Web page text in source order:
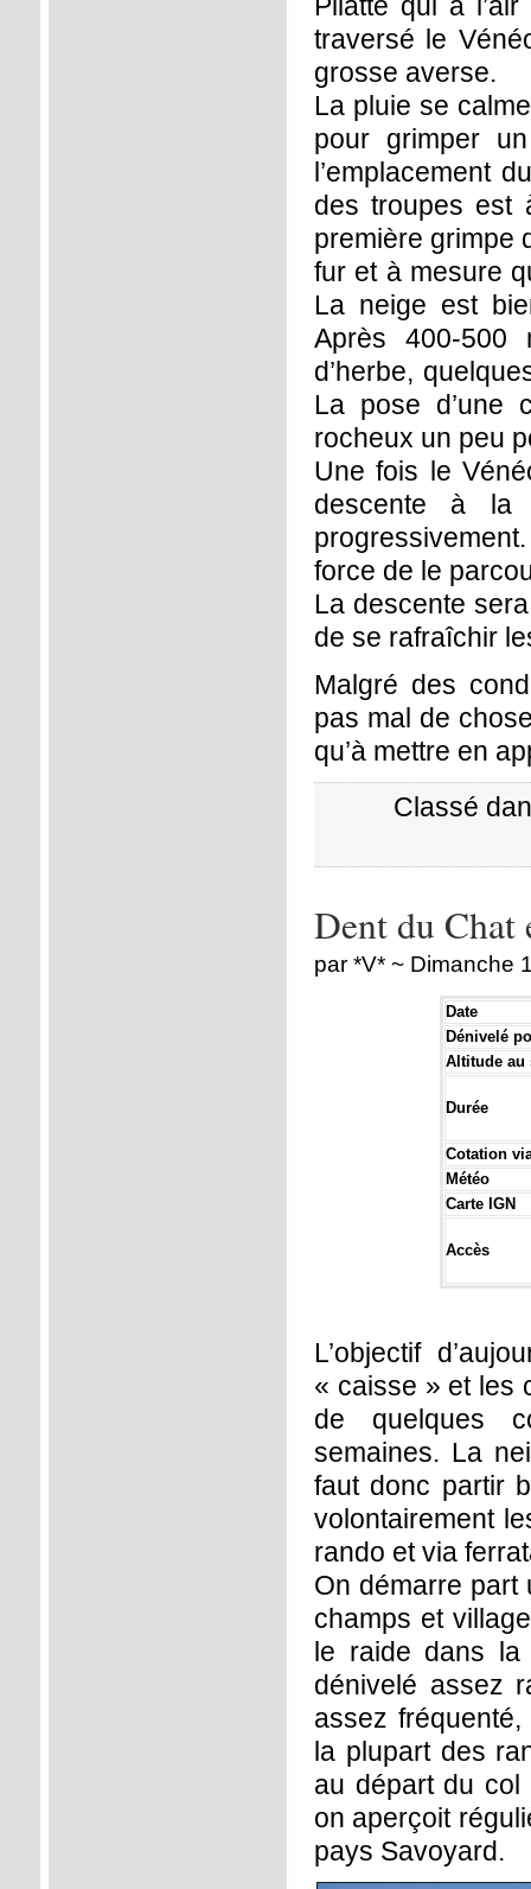
traversé le
grosse averse.
La pluie se
pour grimper
l’emplacement
des troupes est
première grimpe
fur et à mesure
La neige est
Après 400-500
d’herbe,
La pose d’une
rocheux un peu
Une fois le
descente à la
force de le
La descente
de se rafraîchir
Malgré des
pas mal de
qu’à mettre en
Classé
Dent du Chat
par *V* ~ Dimanche
Date
Dénivelé
Altitude au
Durée
Cotation
Météo
Carte IGN
Accès
L’objectif
« caisse » et les
de quelques
semaines. La
faut donc partir
volontairement
rando et via
On démarre part
champs et
le raide dans la
dénivelé assez
assez
la plupart des
au départ du col
on aperçoit
pays Savoyard.